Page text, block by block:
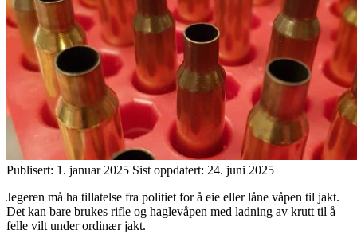
Publisert: 1. januar 2025 Sist oppdatert: 24. juni 2025
Jegeren må ha tillatelse fra politiet for å eie eller låne våpen til jakt.
Det kan bare brukes rifle og haglevåpen med ladning av krutt til å
felle vilt under ordinær jakt.